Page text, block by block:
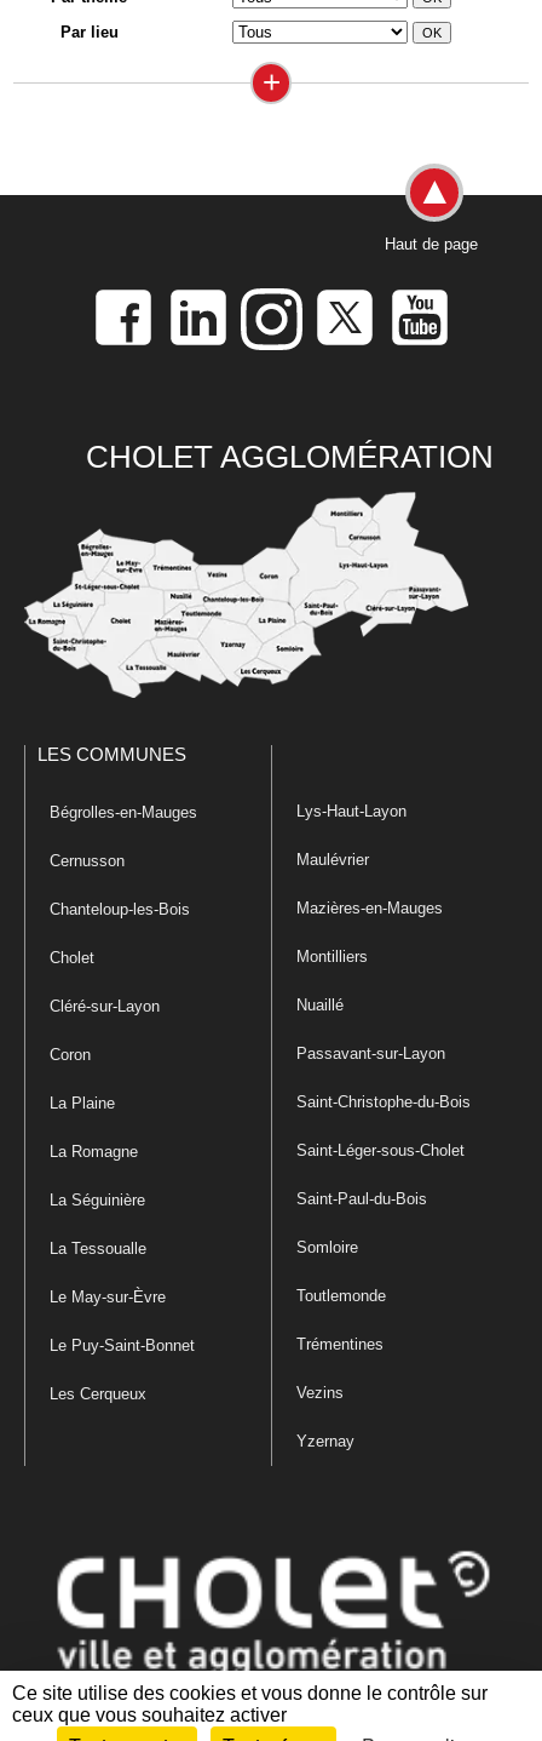
Ce site utilise des cookies et vous donne le contrôle sur
ceux que vous souhaitez activer
Par lieu
+
Haut de page
CHOLET AGGLOMÉRATION
LES COMMUNES
Bégrolles-en-Mauges
Cernusson
Chanteloup-les-Bois
Cholet
Cléré-sur-Layon
Coron
La Plaine
La Romagne
La Séguinière
La Tessoualle
Le May-sur-Èvre
Le Puy-Saint-Bonnet
Les Cerqueux
Lys-Haut-Layon
Maulévrier
Mazières-en-Mauges
Montilliers
Nuaillé
Passavant-sur-Layon
Saint-Christophe-du-Bois
Saint-Léger-sous-Cholet
Saint-Paul-du-Bois
Somloire
Toutlemonde
Trémentines
Vezins
Yzernay
Mentions légales|Politique de confidentialité